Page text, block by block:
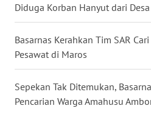
Diduga Korban Hanyut dari
Basarnas Kerahkan Tim SAR
Pesawat di Maros
Sepekan Tak Ditemukan,
Pencarian Warga Amahusu
WN